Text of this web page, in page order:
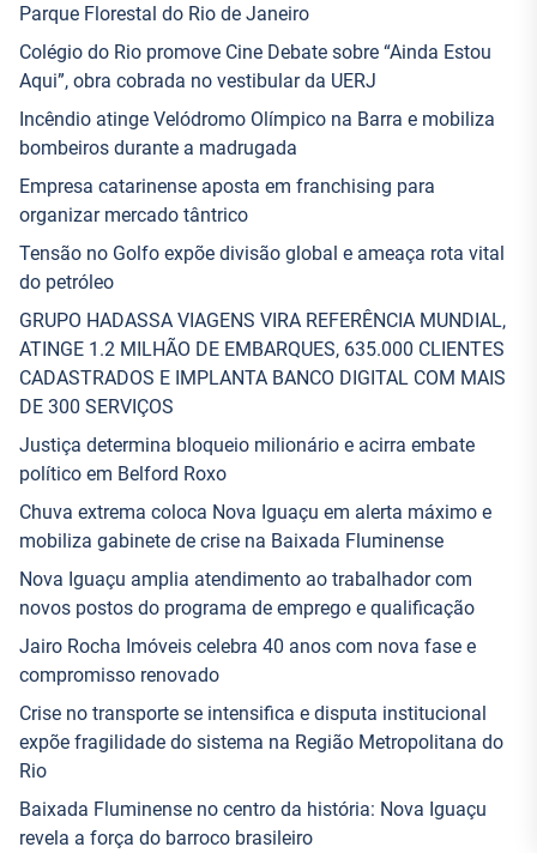
Parque Florestal do Rio de Janeiro
Colégio do Rio promove Cine Debate sobre “Ainda Estou
Aqui”, obra cobrada no vestibular da UERJ
Incêndio atinge Velódromo Olímpico na Barra e mobiliza
bombeiros durante a madrugada
Empresa catarinense aposta em franchising para
organizar mercado tântrico
Tensão no Golfo expõe divisão global e ameaça rota vital
do petróleo
GRUPO HADASSA VIAGENS VIRA REFERÊNCIA MUNDIAL,
ATINGE 1.2 MILHÃO DE EMBARQUES, 635.000 CLIENTES
CADASTRADOS E IMPLANTA BANCO DIGITAL COM MAIS
DE 300 SERVIÇOS
Justiça determina bloqueio milionário e acirra embate
político em Belford Roxo
Chuva extrema coloca Nova Iguaçu em alerta máximo e
mobiliza gabinete de crise na Baixada Fluminense
Nova Iguaçu amplia atendimento ao trabalhador com
novos postos do programa de emprego e qualificação
Jairo Rocha Imóveis celebra 40 anos com nova fase e
compromisso renovado
Crise no transporte se intensifica e disputa institucional
expõe fragilidade do sistema na Região Metropolitana do
Rio
Baixada Fluminense no centro da história: Nova Iguaçu
revela a força do barroco brasileiro